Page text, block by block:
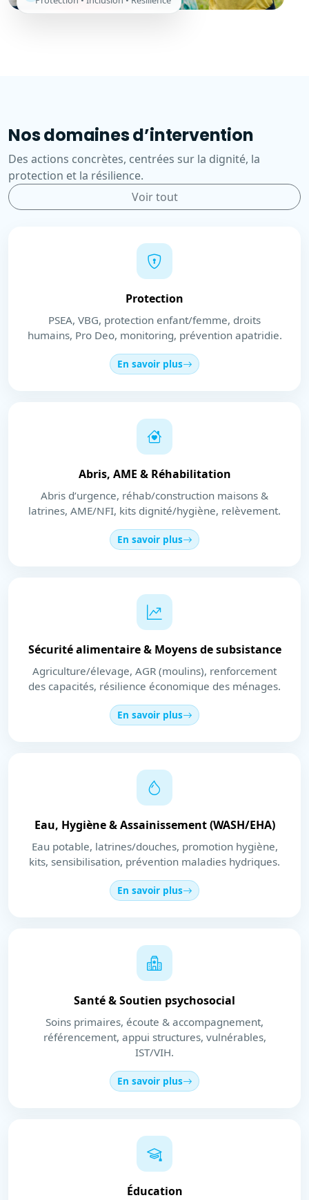
Nos domaines d’intervention
Des actions concrètes, centrées sur la dignité, la
protection et la résilience.
Voir tout
Protection
PSEA, VBG, protection enfant/femme, droits
humains, Pro Deo, monitoring, prévention apatridie.
En savoir plus
Abris, AME & Réhabilitation
Abris d’urgence, réhab/construction maisons &
latrines, AME/NFI, kits dignité/hygiène, relèvement.
En savoir plus
Sécurité alimentaire & Moyens de subsistance
Agriculture/élevage, AGR (moulins), renforcement
des capacités, résilience économique des ménages.
En savoir plus
Eau, Hygiène & Assainissement (WASH/EHA)
Eau potable, latrines/douches, promotion hygiène,
kits, sensibilisation, prévention maladies hydriques.
En savoir plus
Santé & Soutien psychosocial
Soins primaires, écoute & accompagnement,
référencement, appui structures, vulnérables,
IST/VIH.
En savoir plus
Éducation